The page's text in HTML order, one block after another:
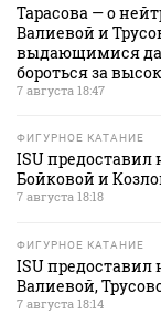
Тарасова — о
Валиевой и
выдающимися
бороться за
7 августа 18:47
ФИГУРНОЕ КАТАНИЕ
ISU предоставил
Бойковой и
7 августа 18:18
ФИГУРНОЕ КАТАНИЕ
ISU предоставил
Валиевой,
7 августа 18:14